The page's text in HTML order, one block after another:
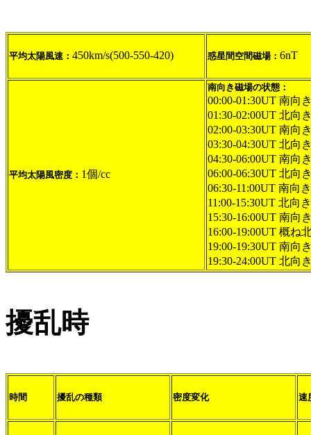
平均太陽風速： 450km/s(500-550-420) 惑星間空間磁場： 6nT
平均太陽風密度： 1個/cc
南向き磁場の状態：
00:00-01:30UT 南向
01:30-02:00UT 北向
02:00-03:30UT 南向
03:30-04:30UT 北向
04:30-06:00UT 南向
06:00-06:30UT 北向
06:30-11:00UT 南向
11:00-15:30UT 北向
15:30-16:00UT 南向
16:00-19:00UT 概ね
19:00-19:30UT 南向
19:30-24:00UT 北向
擾乱時
時間 擾乱の種類 密度変化 速